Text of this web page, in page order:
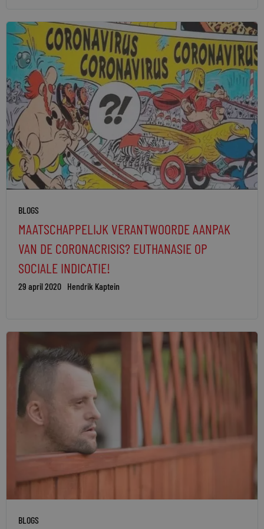
BLOGS
MAATSCHAPPELIJK VERANTWOORDE AANPAK
VAN DE CORONACRISIS? EUTHANASIE OP
SOCIALE INDICATIE!
29 april 2020 Hendrik Kaptein
BLOGS